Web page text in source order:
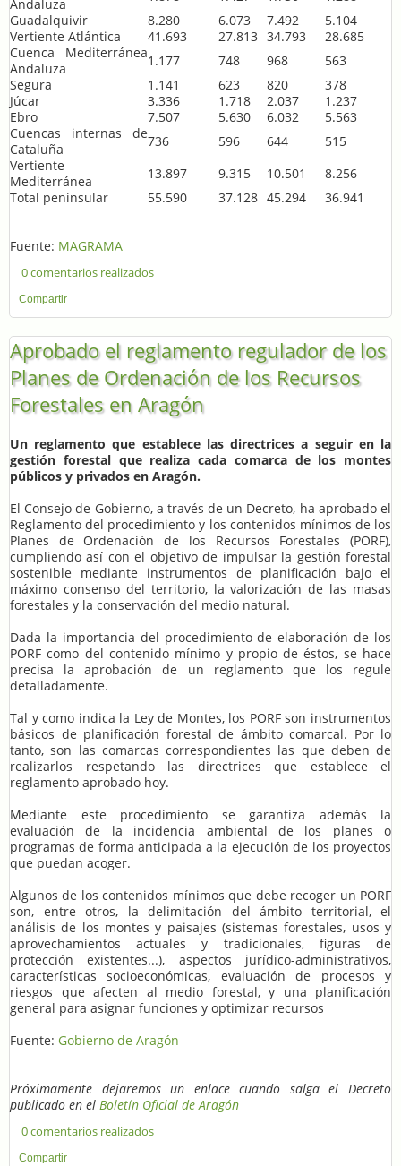
Andaluza
Guadalquivir
8.280 6.073 7.492
5.104
Vertiente Atlántica
41.693 27.813 34.793
28.685
Cuenca Mediterránea
Andaluza
1.177 748 968
563
Segura
1.141 623 820
378
Júcar
3.336 1.718 2.037
1.237
Ebro
7.507 5.630 6.032
5.563
Cuencas internas de
Cataluña
736 596 644
515
Vertiente
Mediterránea
13.897 9.315 10.501
8.256
Total peninsular
55.590 37.128 45.294 36.941
Fuente: MAGRAMA
0 comentarios realizados
Compartir
Aprobado el reglamento regulador de los
Planes de Ordenación de los Recursos
Forestales en Aragón
Un reglamento que establece las directrices a seguir en la
gestión forestal que realiza cada comarca de los montes
públicos y privados en Aragón.
El Consejo de Gobierno, a través de un Decreto, ha aprobado el
Reglamento del procedimiento y los contenidos mínimos de los
Planes de Ordenación de los Recursos Forestales (PORF),
cumpliendo así con el objetivo de impulsar la gestión forestal
sostenible mediante instrumentos de planificación bajo el
máximo consenso del territorio, la valorización de las masas
forestales y la conservación del medio natural.
Dada la importancia del procedimiento de elaboración de los
PORF como del contenido mínimo y propio de éstos, se hace
precisa la aprobación de un reglamento que los regule
detalladamente.
Tal y como indica la Ley de Montes, los PORF son instrumentos
básicos de planificación forestal de ámbito comarcal. Por lo
tanto, son las comarcas correspondientes las que deben de
realizarlos respetando las directrices que establece el
reglamento aprobado hoy.
Mediante este procedimiento se garantiza además la
evaluación de la incidencia ambiental de los planes o
programas de forma anticipada a la ejecución de los proyectos
que puedan acoger.
Algunos de los contenidos mínimos que debe recoger un PORF
son, entre otros, la delimitación del ámbito territorial, el
análisis de los montes y paisajes (sistemas forestales, usos y
aprovechamientos actuales y tradicionales, figuras de
protección existentes...), aspectos jurídico-administrativos,
características socioeconómicas, evaluación de procesos y
riesgos que afecten al medio forestal, y una planificación
general para asignar funciones y optimizar recursos
Fuente: Gobierno de Aragón
Próximamente dejaremos un enlace cuando salga el Decreto
publicado en el Boletín Oficial de Aragón
0 comentarios realizados
Compartir